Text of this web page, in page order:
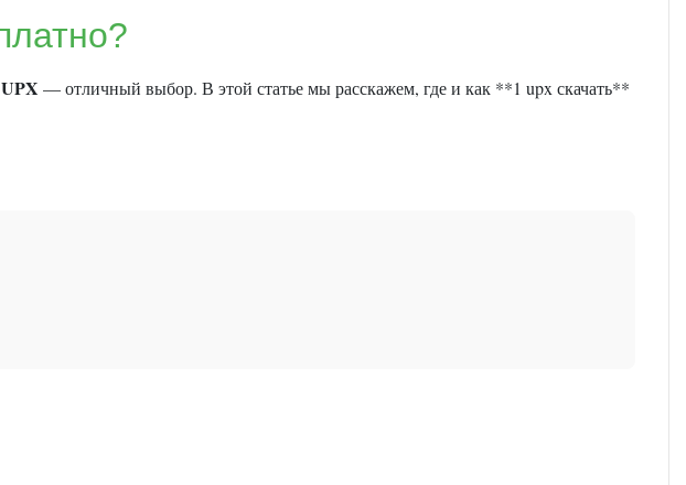
UPX — отличный выбор. В этой статье мы расскажем, где и как **1 upx скачать**